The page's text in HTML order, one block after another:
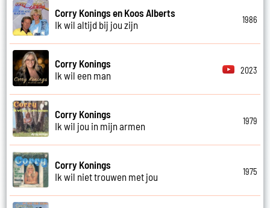
Corry Konings en Koos Alberts
Ik wil altijd bij jou zijn
1986
Corry Konings
Ik wil een man
2023
Corry Konings
Ik wil jou in mijn armen
1979
Corry Konings
Ik wil niet trouwen met jou
1975